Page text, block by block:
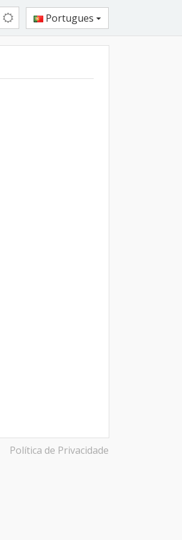
Portugues
Política de Privacidade